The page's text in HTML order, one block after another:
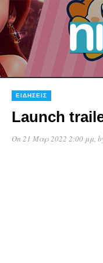
ΕΙΔΉΣΕΙΣ
Launch
On 21 Μαρ 2022 2:00 μμ ,